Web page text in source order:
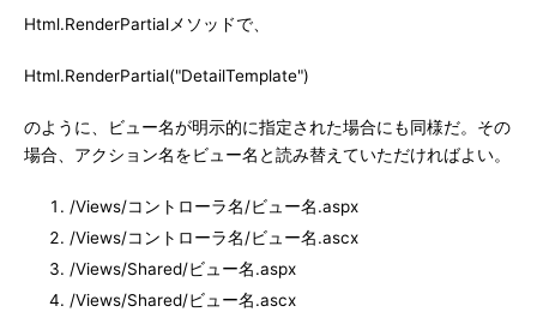
Html.RenderPartialメソッドで、
Html.RenderPartial("DetailTemplate")
のように、ビュー名が明示的に指定された場合にも同様だ。その
場合、アクション名をビュー名と読み替えていただければよい。
/Views/コントローラ名/ビュー名.aspx
/Views/コントローラ名/ビュー名.ascx
/Views/Shared/ビュー名.aspx
/Views/Shared/ビュー名.ascx